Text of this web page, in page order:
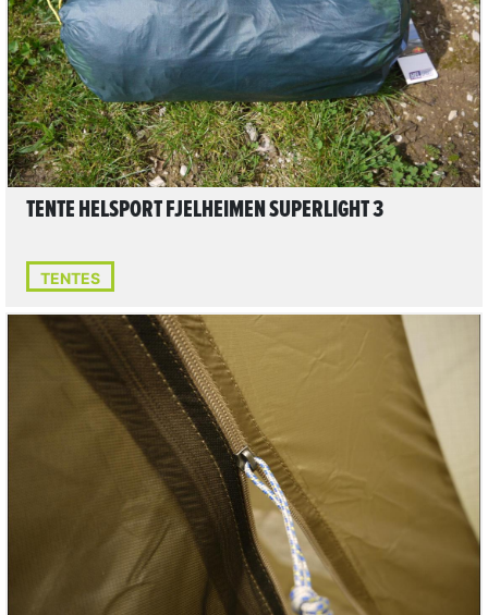
TENTE HELSPORT FJELHEIMEN SUPERLIGHT 3
TENTES
LIRE L'ARTICLE